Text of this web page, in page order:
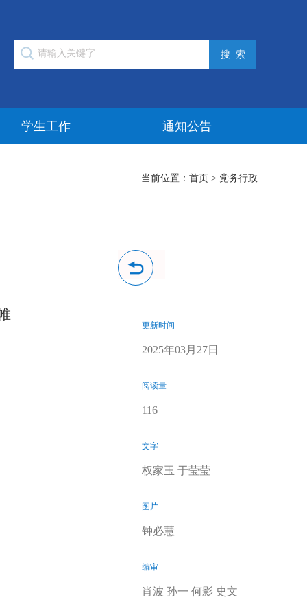
学生工作 通知公告
当前位置： 首页 > 党务行政
更新时间
2025年03月27日
阅读量
116
文字
权家玉 于莹莹
图片
钟必慧
编审
肖波 孙一 何影 史文